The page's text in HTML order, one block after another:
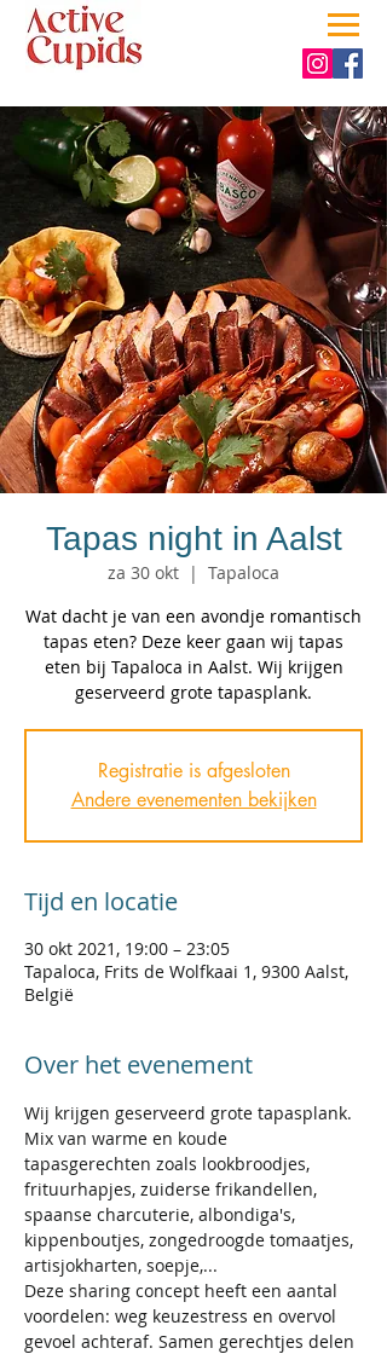
Tapas night in Aalst
za 30 okt
  |
Tapaloca
Wat dacht je van een avondje romantisch
tapas eten? Deze keer gaan wij tapas
eten bij Tapaloca in Aalst. Wij krijgen
geserveerd grote tapasplank.
Registratie is afgesloten
Andere evenementen bekijken
Tijd en locatie
30 okt 2021, 19:00 – 23:05
Tapaloca, Frits de Wolfkaai 1, 9300 Aalst,
België
Over het evenement
Wij krijgen geserveerd grote tapasplank.
Mix van warme en koude
tapasgerechten zoals lookbroodjes,
frituurhapjes, zuiderse frikandellen,
spaanse charcuterie, albondiga's,
kippenboutjes, zongedroogde tomaatjes,
artisjokharten, soepje,...
Deze sharing concept heeft een aantal
voordelen: weg keuzestress en overvol
gevoel achteraf. Samen gerechtjes delen